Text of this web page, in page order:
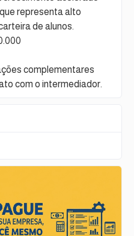
representa alto
de alunos.
complementares
com o intermediador.